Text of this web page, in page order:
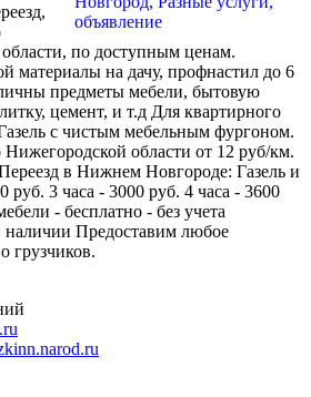
по доступным ценам.
материалы на дачу, профнастил до 6
предметы мебели, бытовую
цемент, и т.д Для квартирного
с чистым мебельным фургоном.
области от 12 руб/км.
в Нижнем Новгороде: Газель и
руб. 3 часа - 3000 руб. 4 часа - 3600
- бесплатно - без учета
наличии Предоставим любое
грузчиков.